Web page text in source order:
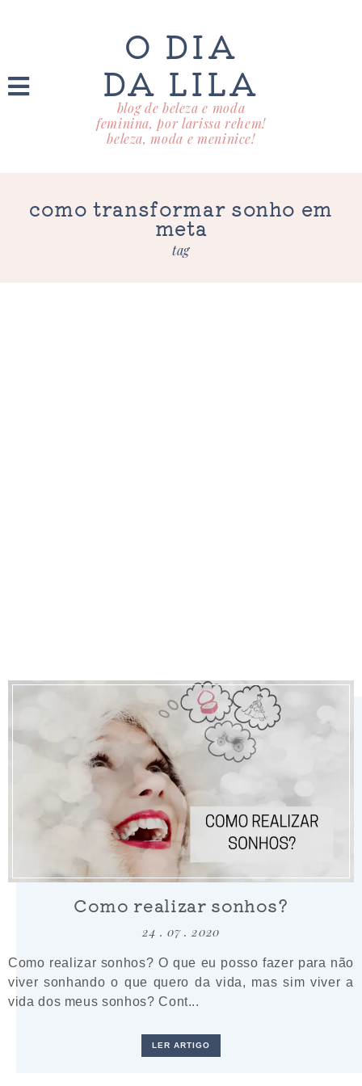
O DIA
DA LILA
blog de beleza e moda
feminina, por larissa rehem!
beleza, moda e meninice!
como transformar sonho em
meta
tag
Como realizar sonhos?
24 . 07 . 2020
Como realizar sonhos? O que eu posso fazer para não
viver sonhando o que quero da vida, mas sim viver a
vida dos meus sonhos? Cont...
LER ARTIGO